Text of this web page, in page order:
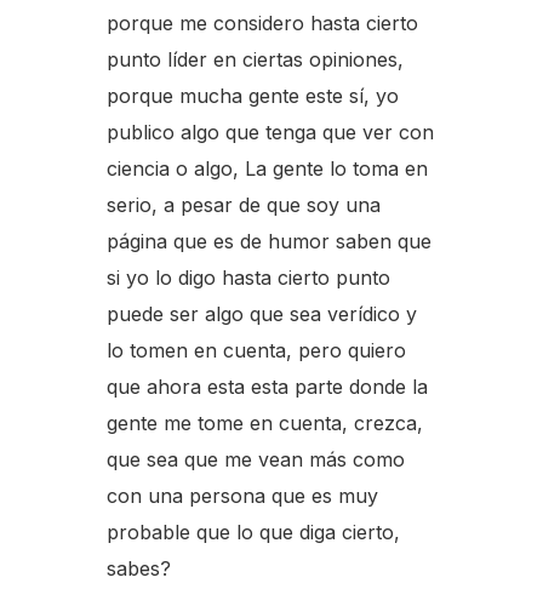
porque me considero hasta cierto
punto líder en ciertas opiniones,
porque mucha gente este sí, yo
publico algo que tenga que ver con
ciencia o algo, La gente lo toma en
serio, a pesar de que soy una
página que es de humor saben que
si yo lo digo hasta cierto punto
puede ser algo que sea verídico y
lo tomen en cuenta, pero quiero
que ahora esta esta parte donde la
gente me tome en cuenta, crezca,
que sea que me vean más como
con una persona que es muy
probable que lo que diga cierto,
sabes?